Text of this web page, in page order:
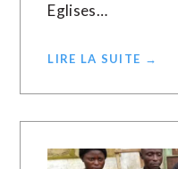
Eglises…
LIRE LA SUITE →